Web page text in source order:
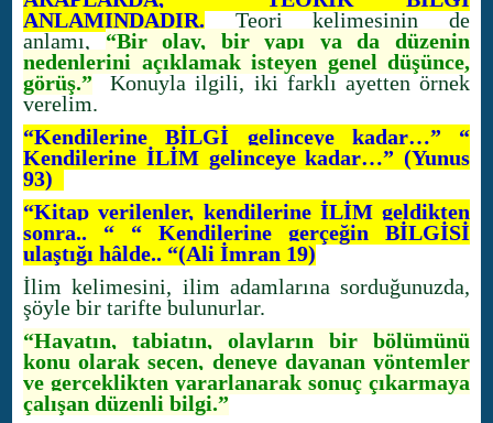
ANLAMINDADIR. Teori kelimesinin de
anlamı, “Bir olay, bir yapı ya da düzenin
nedenlerini açıklamak isteyen genel düşünce,
görüş.” Konuyla ilgili, iki farklı ayetten örnek
verelim.
“Kendilerine BİLGİ gelinceye kadar…” “
Kendilerine İLİM gelinceye kadar…” (Yunus
93)
“Kitap verilenler, kendilerine İLİM geldikten
sonra.. “ “ Kendilerine gerçeğin BİLGİSİ
ulaştığı hâlde.. “(Ali İmran 19)
İlim kelimesini, ilim adamlarına sorduğunuzda,
şöyle bir tarifte bulunurlar.
“Hayatın, tabiatın, olayların bir bölümünü
konu olarak seçen, deneye dayanan yöntemler
ve gerçeklikten yararlanarak sonuç çıkarmaya
çalışan düzenli bilgi.”